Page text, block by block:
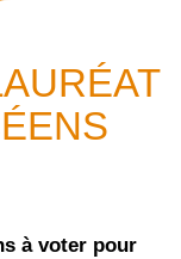
à voter pour